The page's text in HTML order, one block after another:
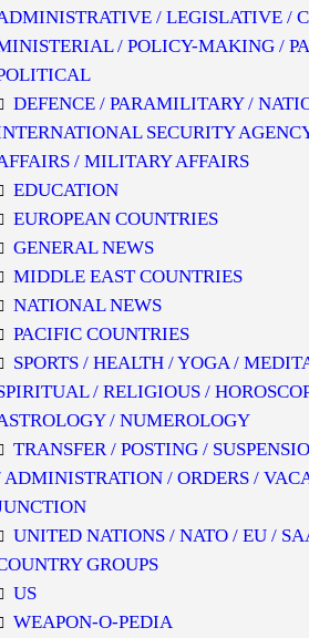
/ LEGISLATIVE /
/ POLICY-MAKING /
DEFENCE / PARAMILITARY /
SECURITY
/ MILITARY AFFAIRS
EDUCATION
EUROPEAN COUNTRIES
GENERAL NEWS
MIDDLE EAST COUNTRIES
NATIONAL NEWS
PACIFIC COUNTRIES
SPORTS / HEALTH / YOGA /
/ RELIGIOUS /
/ NUMEROLOGY
TRANSFER / POSTING /
ADMINISTRATION / ORDERS /
UNITED NATIONS / NATO / EU /
GROUPS
US
WEAPON-O-PEDIA